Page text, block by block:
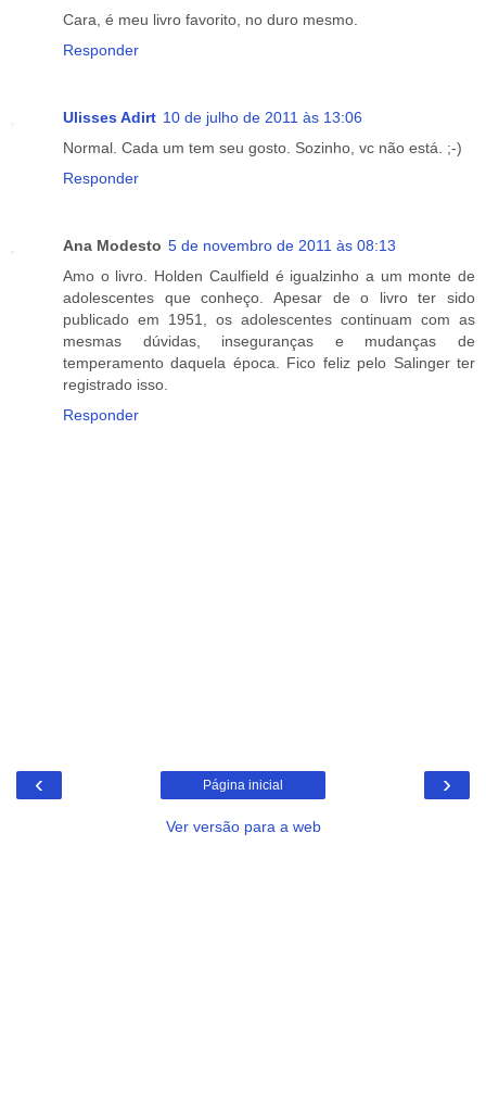
Cara, é meu livro favorito, no duro mesmo.
Responder
Ulisses Adirt 10 de julho de 2011 às 13:06
Normal. Cada um tem seu gosto. Sozinho, vc não está. ;-)
Responder
Ana Modesto 5 de novembro de 2011 às 08:13
Amo o livro. Holden Caulfield é igualzinho a um monte de
adolescentes que conheço. Apesar de o livro ter sido
publicado em 1951, os adolescentes continuam com as
mesmas dúvidas, inseguranças e mudanças de
temperamento daquela época. Fico feliz pelo Salinger ter
registrado isso.
Responder
‹ ›
Página inicial
Ver versão para a web